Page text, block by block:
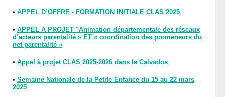
• APPEL D’OFFRE - FORMATION INITIALE CLAS 2025
• APPEL A PROJET "Animation départementale des réseaux
d’acteurs parentalité » ET « coordination des promeneurs du
net parentalité »
• Appel à projet CLAS 2025-2026 dans le Calvados
• Semaine Nationale de la Petite Enfance du 15 au 22 mars
2025